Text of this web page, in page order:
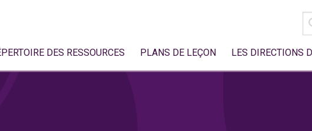
DES RESSOURCES PLANS DE LEÇON LES DIRECTIONS